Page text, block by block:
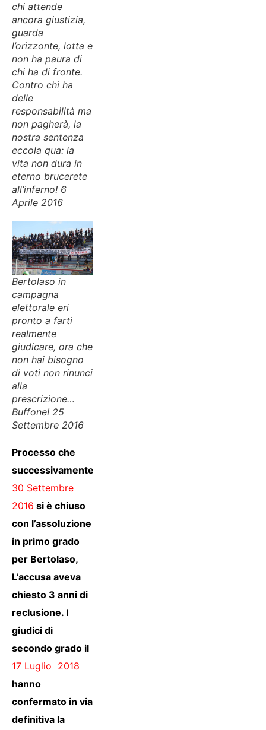
chi attende
ancora giustizia,
guarda
l’orizzonte, lotta e
non ha paura di
chi ha di fronte.
Contro chi ha
delle
responsabilità ma
non pagherà, la
nostra sentenza
eccola qua: la
vita non dura in
eterno brucerete
all’inferno! 6
Aprile 2016
Bertolaso in
campagna
elettorale eri
pronto a farti
realmente
giudicare, ora che
non hai bisogno
di voti non rinunci
alla
prescrizione…
Buffone! 25
Settembre 2016
Processo che
successivamente il
30 Settembre
2016 si è chiuso
con l’assoluzione
in primo grado
per Bertolaso,
L’accusa aveva
chiesto 3 anni di
reclusione. I
giudici di
secondo grado il
17 Luglio 2018
hanno
confermato in via
definitiva la